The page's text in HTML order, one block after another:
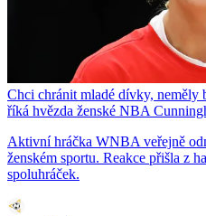
Chci chránit mladé dívky,
říká hvězda ženské NBA
Aktivní hráčka WNBA veřejně
ženském sportu. Reakce přišla z
spoluhráček.